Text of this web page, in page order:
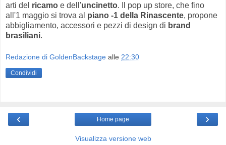
arti del ricamo e dell'uncinetto. Il pop up store, che fino
all'1 maggio si trova al piano -1 della Rinascente, propone
abbigliamento, accessori e pezzi di design di brand
brasiliani.
Redazione di GoldenBackstage alle 22:30
Condividi
‹ ›
Home page
Visualizza versione web